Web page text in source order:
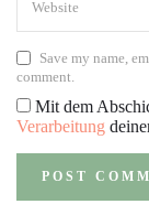
Save my name,
comment.
Mit dem
Verarbeitung